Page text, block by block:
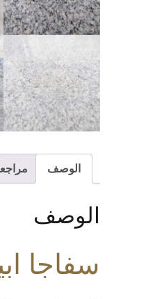
الوصف
الوصف
سفاجا